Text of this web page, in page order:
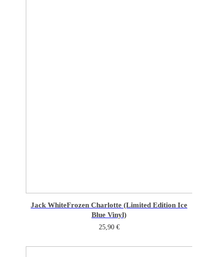
Jack WhiteFrozen Charlotte (Limited Edition Ice
Blue Vinyl)
25,90 €